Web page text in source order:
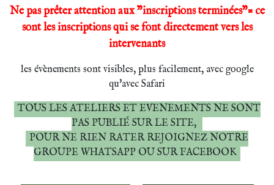
Ne pas prêter attention aux "inscriptions terminées"= ce
sont les inscriptions qui se font directement vers les
intervenants
les évènements sont visibles, plus facilement, avec google
qu'avec Safari
TOUS LES ATELIERS ET EVENEMENTS NE SONT
PAS PUBLIÉ SUR LE SITE,
POUR NE RIEN RATER REJOIGNEZ NOTRE
GROUPE WHATSAPP OU SUR FACEBOOK